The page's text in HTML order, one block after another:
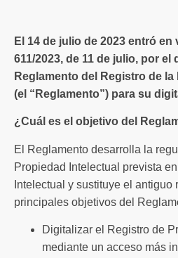
El 14 de julio de 2023 entró
611/2023, de 11 de julio, por el
Reglamento del Registro de la
(el “Reglamento”) para su
¿Cuál es el objetivo del
El Reglamento desarrolla la
Propiedad Intelectual prevista
Intelectual y sustituye el
principales objetivos del
Digitalizar el Registro de
mediante un acceso más